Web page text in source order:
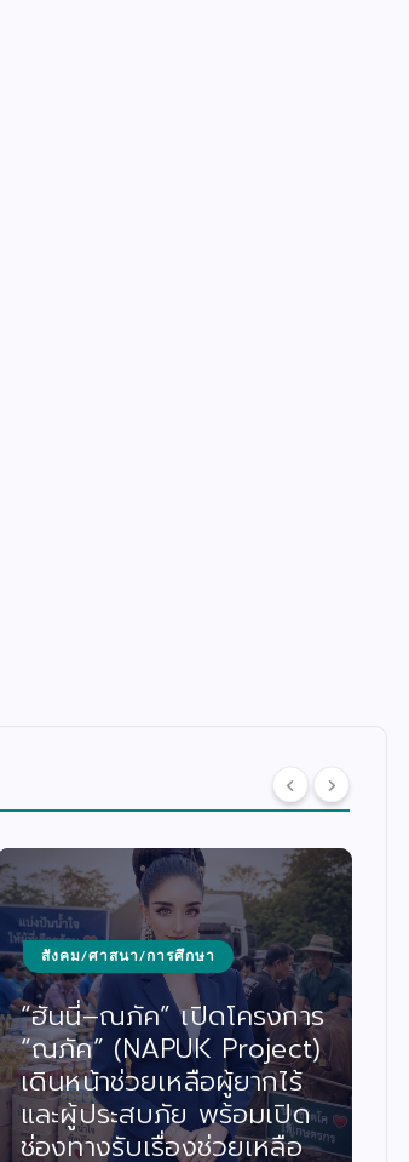
สังคม/ศาสนา/การศึกษา
“ฮันนี่–ณภัค” เปิดโครงการ
“ณภัค” (NAPUK Project)
เดินหน้าช่วยเหลือผู้ยากไร้
และผู้ประสบภัย พร้อมเปิด
ช่องทางรับเรื่องช่วยเหลือ